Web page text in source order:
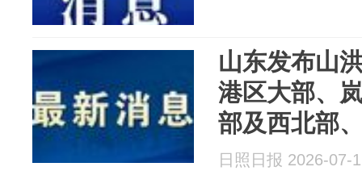
山东发布山
港区大部、
部及西北部
生！注意防
日照日报 2026-07-